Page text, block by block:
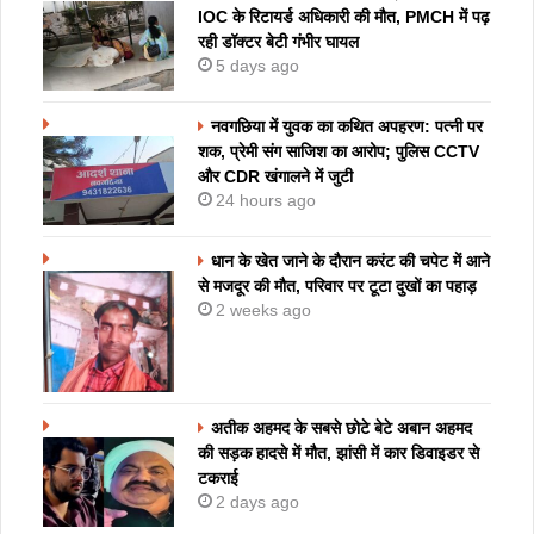
IOC के रिटायर्ड अधिकारी की मौत, PMCH में पढ़
रही डॉक्टर बेटी गंभीर घायल
5 days ago
नवगछिया में युवक का कथित अपहरण: पत्नी पर
शक, प्रेमी संग साजिश का आरोप; पुलिस CCTV
और CDR खंगालने में जुटी
24 hours ago
धान के खेत जाने के दौरान करंट की चपेट में आने
से मजदूर की मौत, परिवार पर टूटा दुखों का पहाड़
2 weeks ago
अतीक अहमद के सबसे छोटे बेटे अबान अहमद
की सड़क हादसे में मौत, झांसी में कार डिवाइडर से
टकराई
2 days ago